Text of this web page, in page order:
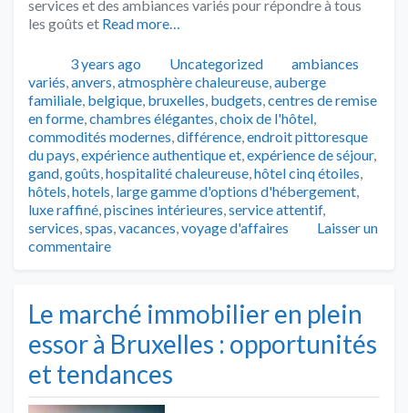
services et des ambiances variés pour répondre à tous
les goûts et Read more…
Publié3 years ago Catégories
Uncategorized Tags
ambiances
variés,anvers,atmosphère chaleureuse,auberge
familiale, belgique, bruxelles, budgets,centres de remise
en forme,chambres élégantes,choix de l'hôtel,
commodités modernes,différence,endroit pittoresque
du pays,expérience authentique et,expérience de séjour,
gand,goûts,hospitalité chaleureuse,hôtel cinq étoiles,
hôtels,hotels, large gamme d'options d'hébergement,
luxe raffiné,piscines intérieures,service attentif,
services,spas,vacances,voyage d'affaires
Laisser un
commentaire
Le marché immobilier en plein
essor à Bruxelles : opportunités
et tendances